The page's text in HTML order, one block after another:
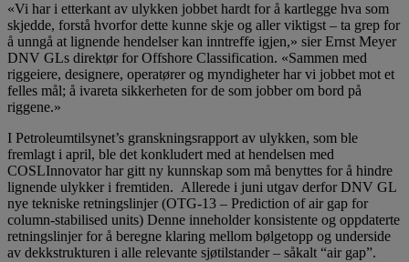
«Vi har i etterkant av ulykken jobbet hardt for å kartlegge hva som
skjedde, forstå hvorfor dette kunne skje og aller viktigst – ta grep for
å unngå at lignende hendelser kan inntreffe igjen,» sier Ernst Meyer
DNV GLs direktør for Offshore Classification. «Sammen med
riggeiere, designere, operatører og myndigheter har vi jobbet mot et
felles mål; å ivareta sikkerheten for de som jobber om bord på
riggene.»
I Petroleumtilsynet’s granskningsrapport av ulykken, som ble
fremlagt i april, ble det konkludert med at hendelsen med
COSLInnovator har gitt ny kunnskap som må benyttes for å hindre
lignende ulykker i fremtiden. Allerede i juni utgav derfor DNV GL
nye tekniske retningslinjer (OTG-13 – Prediction of air gap for
column-stabilised units) Denne inneholder konsistente og oppdaterte
retningslinjer for å beregne klaring mellom bølgetopp og underside
av dekkstrukturen i alle relevante sjøtilstander – såkalt “air gap”.